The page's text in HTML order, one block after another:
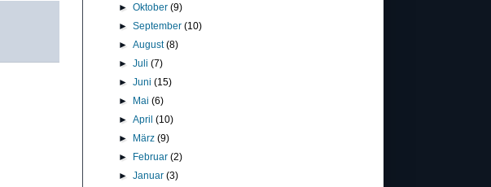
►Oktober(9)
►September(10)
►August(8)
►Juli(7)
►Juni(15)
► Mai(6)
►April(10)
► März(9)
► Februar(2)
►Januar(3)